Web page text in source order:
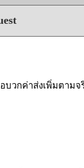
บวกค่าส่งเพิ่มตาม